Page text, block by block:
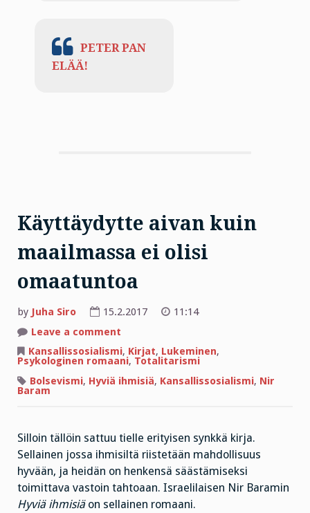
PETER PAN
ELÄÄ!
Käyttäydytte aivan kuin
maailmassa ei olisi
omaatuntoa
by Juha Siro 15.2.2017
11:14
Leave a comment
aivan
kuin
maailmassa
ei
Kansallissosialismi, Kirjat, Lukeminen,
Psykologinen romaani, Totalitarismi
Bolsevismi, Hyviä ihmisiä, Kansallissosialismi, Nir
Baram
Silloin tällöin sattuu tielle erityisen synkkä kirja.
Sellainen jossa ihmisiltä riistetään mahdollisuus
hyvään, ja heidän on henkensä säästämiseksi
toimittava vastoin tahtoaan. Israelilaisen Nir Baramin
Hyviä ihmisiäon sellainen romaani.